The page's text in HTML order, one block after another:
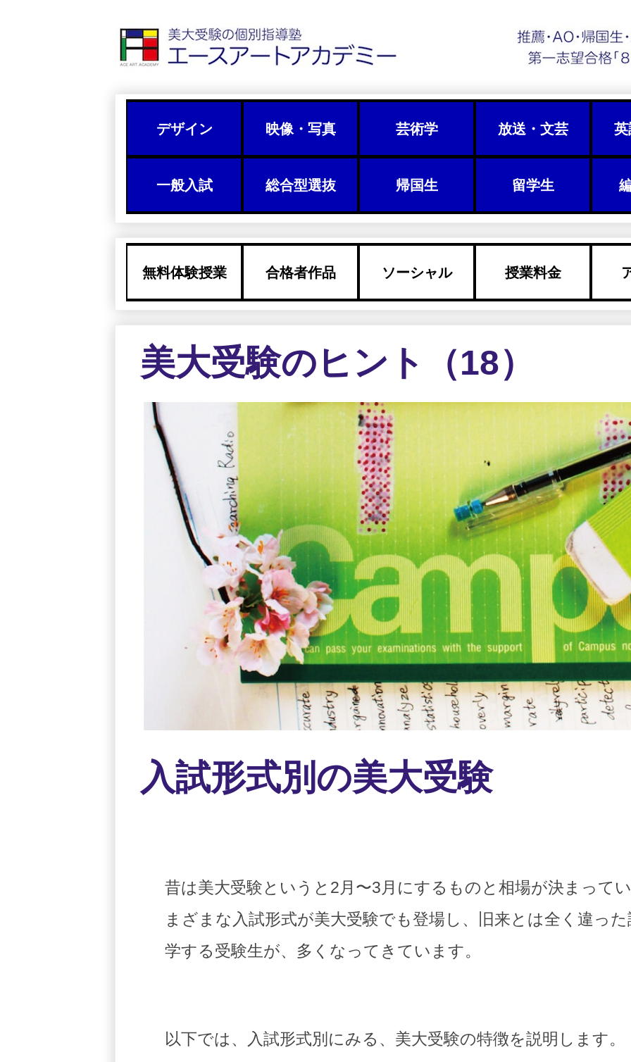
デザイン 映像・写真 芸術学 放送・文芸 英
一般入試 総合型選抜 帰国生 留学生
無料体験授業 合格者作品 ソーシャル 授業料金
美大受験のヒント（18）
入試形式別の美大受験
昔は美大受験というと2月〜3月にするものと相場が決まって
まざまな入試形式が美大受験でも登場し、旧来とは全く違っ
学する受験生が、多くなってきています。
以下では、入試形式別にみる、美大受験の特徴を説明します。